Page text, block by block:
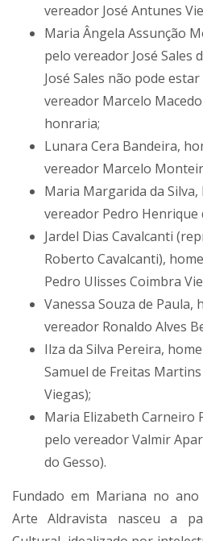
vereador José Antunes
Maria Ângela Assunção
pelo vereador José Sales
José Sales não pode
vereador Marcelo
honraria;
Lunara Cera Bandeira,
vereador Marcelo
Maria Margarida da
vereador Pedro Henrique
Jardel Dias Cavalcanti
Roberto Cavalcanti),
Pedro Ulisses Coimbra
Vanessa Souza de Paula,
vereador Ronaldo Alves
Ilza da Silva Pereira,
Samuel de Freitas
Viegas);
Maria Elizabeth Carneiro
pelo vereador Valmir
do Gesso).
Fundado em Mariana no
Arte Aldravista nasceu a